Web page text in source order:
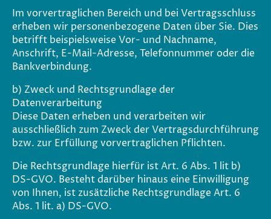
Im vorvertraglichen Bereich und bei Vertragsschluss
erheben wir personenbezogene Daten über Sie. Dies
betrifft beispielsweise Vor- und Nachname,
Anschrift, E-Mail-Adresse, Telefonnummer oder die
Bankverbindung.
b) Zweck und Rechtsgrundlage der
Datenverarbeitung
Diese Daten erheben und verarbeiten wir
ausschließlich zum Zweck der Vertragsdurchführung
bzw. zur Erfüllung vorvertraglichen Pflichten.
Die Rechtsgrundlage hierfür ist Art. 6 Abs. 1 lit b)
DS-GVO. Besteht darüber hinaus eine Einwilligung
von Ihnen, ist zusätzliche Rechtsgrundlage Art. 6
Abs. 1 lit. a) DS-GVO.